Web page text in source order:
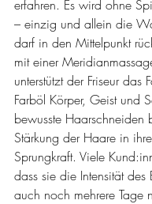
erfahren. Es wird ohne
– einzig und allein die
darf in den Mittelpunkt
mit einer
unterstützt der Friseur das
Farböl Körper, Geist und
bewusste Haarschneiden
Stärkung der Haare in
Sprungkraft. Viele
dass sie die Intensität des
auch noch mehrere Tage